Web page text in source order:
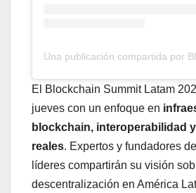
Una publicación compartida por
El Blockchain Summit Latam
jueves con un enfoque en
blockchain, interoperabilidad
reales. Expertos y fundadores
líderes compartirán su visión
descentralización en América